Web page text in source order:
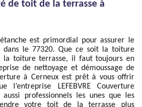
de toit de la terrasse à
est primordial pour assurer le
le 77320. Que ce soit la toiture
la toiture terrasse, il faut toujours en
de nettoyage et démoussage de
à Cerneux est prêt à vous offrir
l’entreprise LEFEBVRE Couverture
aussi professionnels les unes que les
votre toit de la terrasse plus